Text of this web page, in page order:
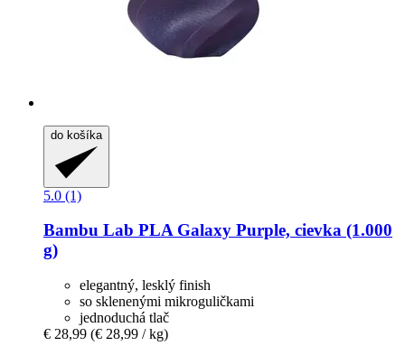
do košíka
5.0 (1)
Bambu Lab PLA Galaxy Purple, cievka (1.000
g)
elegantný, lesklý finish
so sklenenými mikroguličkami
jednoduchá tlač
€ 28,99 (€ 28,99 / kg)